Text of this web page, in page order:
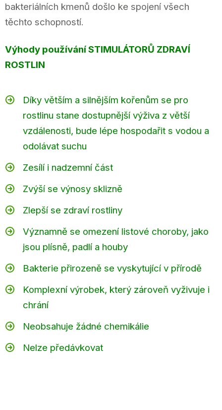
bakteriálních kmenů došlo ke spojení všech
těchto schopností.
Výhody používání STIMULÁTORŮ ZDRAVÍ
ROSTLIN
Díky větším a silnějším kořenům se pro
rostlinu stane dostupnější výživa z větší
vzdálenosti, bude lépe hospodařit s vodou a
odolávat suchu
Zesílí i nadzemní část
Zvýší se výnosy sklizně
Zlepší se zdraví rostliny
Významně se omezení listové choroby, jako
jsou plísně, padlí a houby
Bakterie přirozeně se vyskytující v přírodě
Komplexní výrobek, který zároveň vyživuje i
chrání
Neobsahuje žádné chemikálie
Nelze předávkovat
Powered by chaterimo